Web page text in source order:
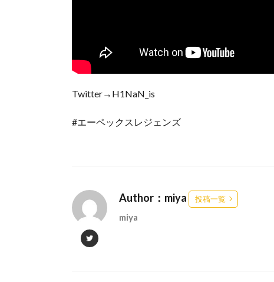
Twitter→H1NaN_is
#エーペックスレジェンズ
Author：miya 投稿一覧
miya